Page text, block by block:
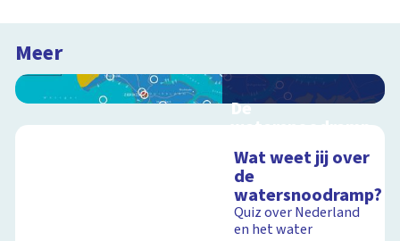
Meer
De
watersnoodramp
van 1953
Interactieve
schoolplaat over de
watersnoodramp
Wat weet jij over
de
watersnoodramp?
Quiz over Nederland
en het water